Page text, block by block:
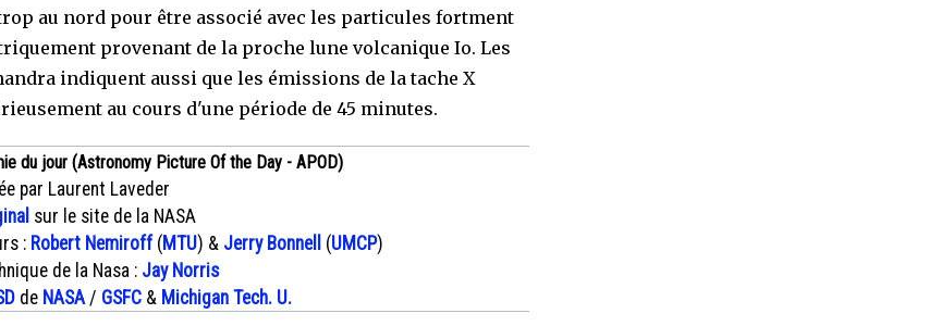
au nord pour être associé avec les particules fortment
provenant de la proche lune volcanique Io. Les
indiquent aussi que les émissions de la tache X
au cours d'une période de 45 minutes.
du jour (Astronomy Picture Of the Day - APOD)
par Laurent Laveder
sur le site de la NASA
: Robert Nemiroff(MTU) & Jerry Bonnell (UMCP)
de la Nasa : Jay Norris
de NASA / GSFC & Michigan Tech. U.